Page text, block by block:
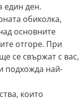
един ден.
обиколка,
основните
отгоре. При
се свържат с вас,
подхожда най-
които